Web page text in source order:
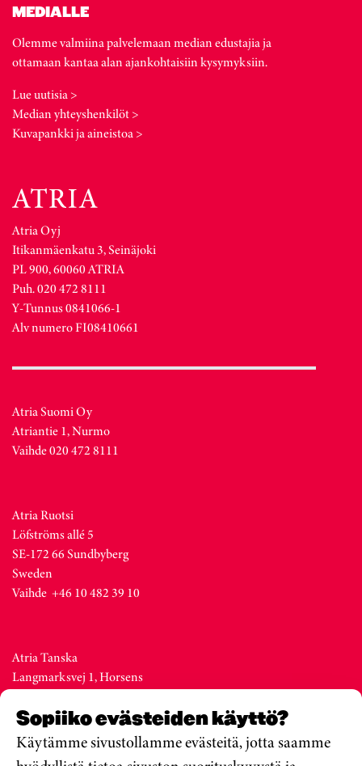
Sopiiko evästeiden käyttö?
Käytämme sivustollamme evästeitä, jotta saamme
MEDIALLE
Olemme valmiina palvelemaan median edustajia ja
ottamaan kantaa alan ajankohtaisiin kysymyksiin.
Lue uutisia >
Median yhteyshenkilöt >
Kuvapankki ja aineistoa >
Atria Oyj
Itikanmäenkatu 3, Seinäjoki
PL 900, 60060 ATRIA
Puh. 020 472 8111
Y-Tunnus 0841066-1
Alv numero FI08410661
Atria Suomi Oy
Atriantie 1, Nurmo
Vaihde 020 472 8111
Atria Ruotsi
Löfströms allé 5
SE-172 66 Sundbyberg
Sweden
Vaihde +46 10 482 39 10
Atria Tanska
Langmarksvej 1, Horsens
Denmark
Vaihde +45 76 28 25 00